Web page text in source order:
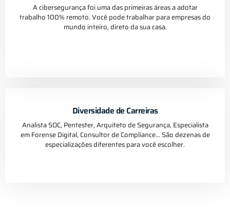
A cibersegurança foi uma das primeiras áreas a adotar
trabalho 100% remoto. Você pode trabalhar para empresas do
mundo inteiro, direto da sua casa.
Diversidade de Carreiras
Analista SOC, Pentester, Arquiteto de Segurança, Especialista
em Forense Digital, Consultor de Compliance… São dezenas de
especializações diferentes para você escolher.